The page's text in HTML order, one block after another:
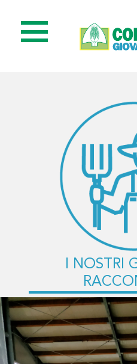
I NOSTRI